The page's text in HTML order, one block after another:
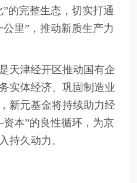
完整生态，切实打通
里”，推动新质生产力
天津经开区推动国有企
实体经济、巩固制造业
新元基金将持续助力经
本”的良性循环，为京
持久动力。